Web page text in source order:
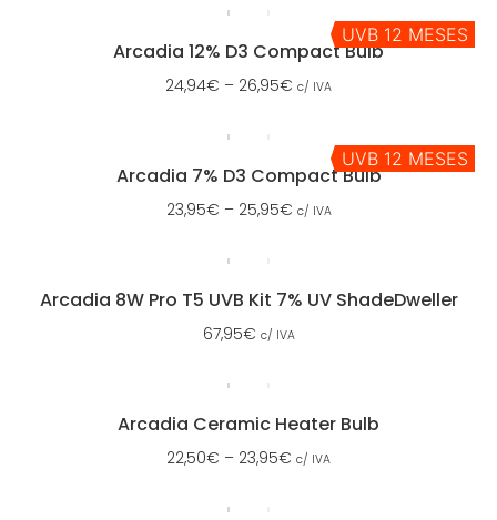
UVB 12 MESES
Arcadia 12% D3 Compact Bulb
24,94€ – 26,95€ c/ IVA
UVB 12 MESES
Arcadia 7% D3 Compact Bulb
23,95€ – 25,95€ c/ IVA
Arcadia 8W Pro T5 UVB Kit 7% UV ShadeDweller
67,95€ c/ IVA
Arcadia Ceramic Heater Bulb
22,50€ – 23,95€ c/ IVA